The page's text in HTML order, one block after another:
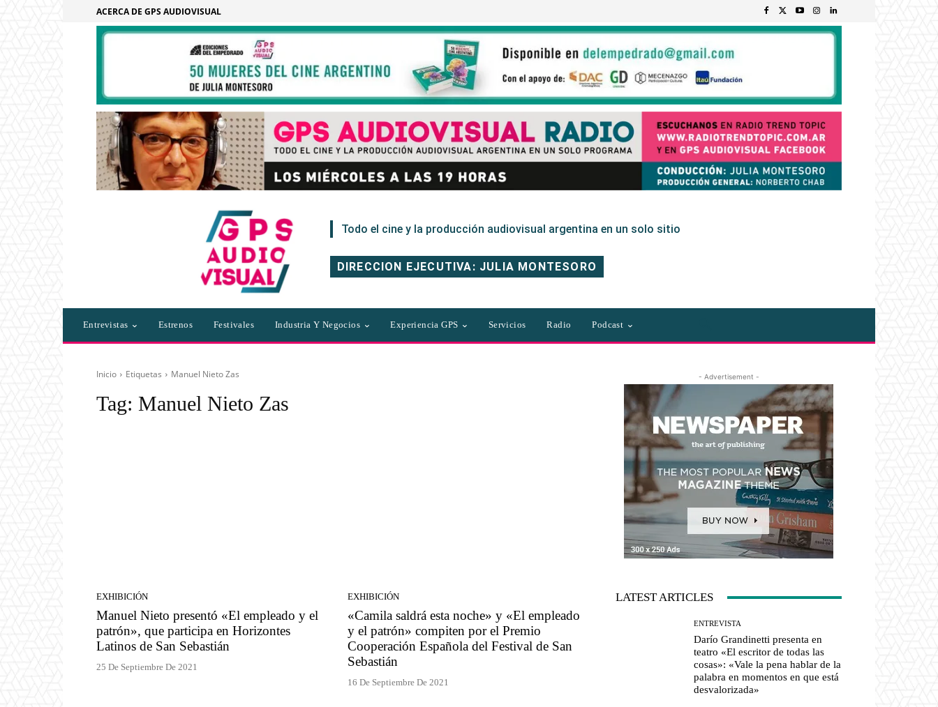
ACERCA DE GPS AUDIOVISUAL
Todo el cine y la producción audiovisual argentina en un solo sitio
DIRECCION EJECUTIVA: JULIA MONTESORO
Entrevistas Estrenos Festivales Industria Y Negocios Experiencia GPS Servicios Radio Podcast
Inicio Etiquetas Manuel Nieto Zas
Tag: Manuel Nieto Zas
EXHIBICIÓN
Manuel Nieto presentó «El empleado y el
patrón», que participa en Horizontes
Latinos de San Sebastián
25 De Septiembre De 2021
EXHIBICIÓN
«Camila saldrá esta noche» y «El empleado
y el patrón» compiten por el Premio
Cooperación Española del Festival de San
Sebastián
16 De Septiembre De 2021
- Advertisement -
LATEST ARTICLES
ENTREVISTA
Darío Grandinetti presenta en
teatro «El escritor de todas las
cosas»: «Vale la pena hablar de la
palabra en momentos en que está
desvalorizada»